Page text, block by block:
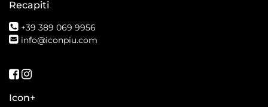
Recapiti
+39 389 069 9956
info@iconpiu.com
Seguici su Facebook
Seguici su Instagram
Icon+